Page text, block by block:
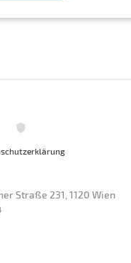
Straße 231, 1120 Wien